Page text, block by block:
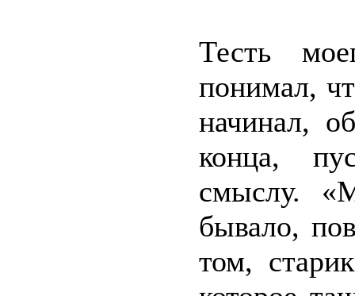
Тесть
понимал,
начинал,
конца,
смыслу.
бывало,
том,